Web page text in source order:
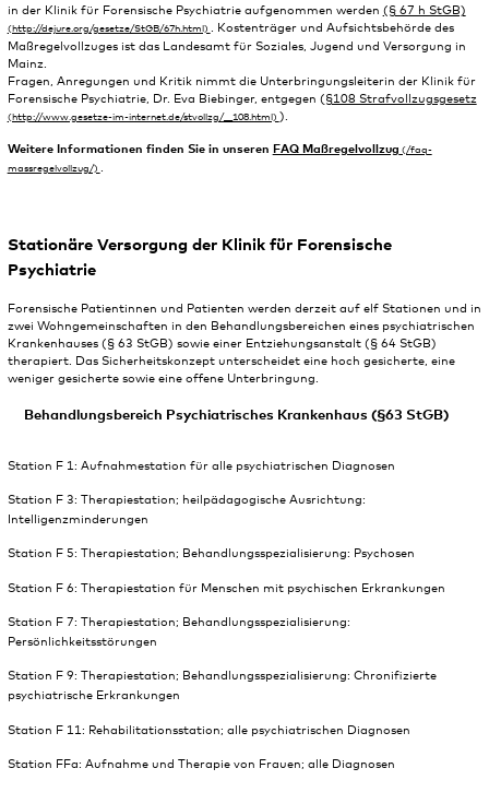
in der Klinik für Forensische Psychiatrie aufgenommen werden (§ 67 h StGB)
. Kostenträger und Aufsichtsbehörde des
Maßregelvollzuges ist das Landesamt für Soziales, Jugend und Versorgung in
Mainz.
Fragen, Anregungen und Kritik nimmt die Unterbringungsleiterin der Klinik für
Forensische Psychiatrie, Dr. Eva Biebinger, entgegen ( §108 Strafvollzugsgesetz
).
Weitere Informationen finden Sie in unseren FAQ Maßregelvollzug
Stationäre Versorgung der Klinik für Forensische
Psychiatrie
Forensische Patientinnen und Patienten werden derzeit auf elf Stationen und in
zwei Wohngemeinschaften in den Behandlungsbereichen eines psychiatrischen
Krankenhauses (§ 63 StGB) sowie einer Entziehungsanstalt (§ 64 StGB)
therapiert. Das Sicherheitskonzept unterscheidet eine hoch gesicherte, eine
weniger gesicherte sowie eine offene Unterbringung.
Behandlungsbereich Psychiatrisches Krankenhaus (§63 StGB)
Station F 1: Aufnahmestation für alle psychiatrischen Diagnosen
Station F 3: Therapiestation; heilpädagogische Ausrichtung:
Intelligenzminderungen
Station F 5: Therapiestation; Behandlungsspezialisierung: Psychosen
Station F 6: Therapiestation für Menschen mit psychischen Erkrankungen
Station F 7: Therapiestation; Behandlungsspezialisierung:
Persönlichkeitsstörungen
Station F 9: Therapiestation; Behandlungsspezialisierung: Chronifizierte
psychiatrische Erkrankungen
Station F 11: Rehabilitationsstation; alle psychiatrischen Diagnosen
Station FFa: Aufnahme und Therapie von Frauen; alle Diagnosen